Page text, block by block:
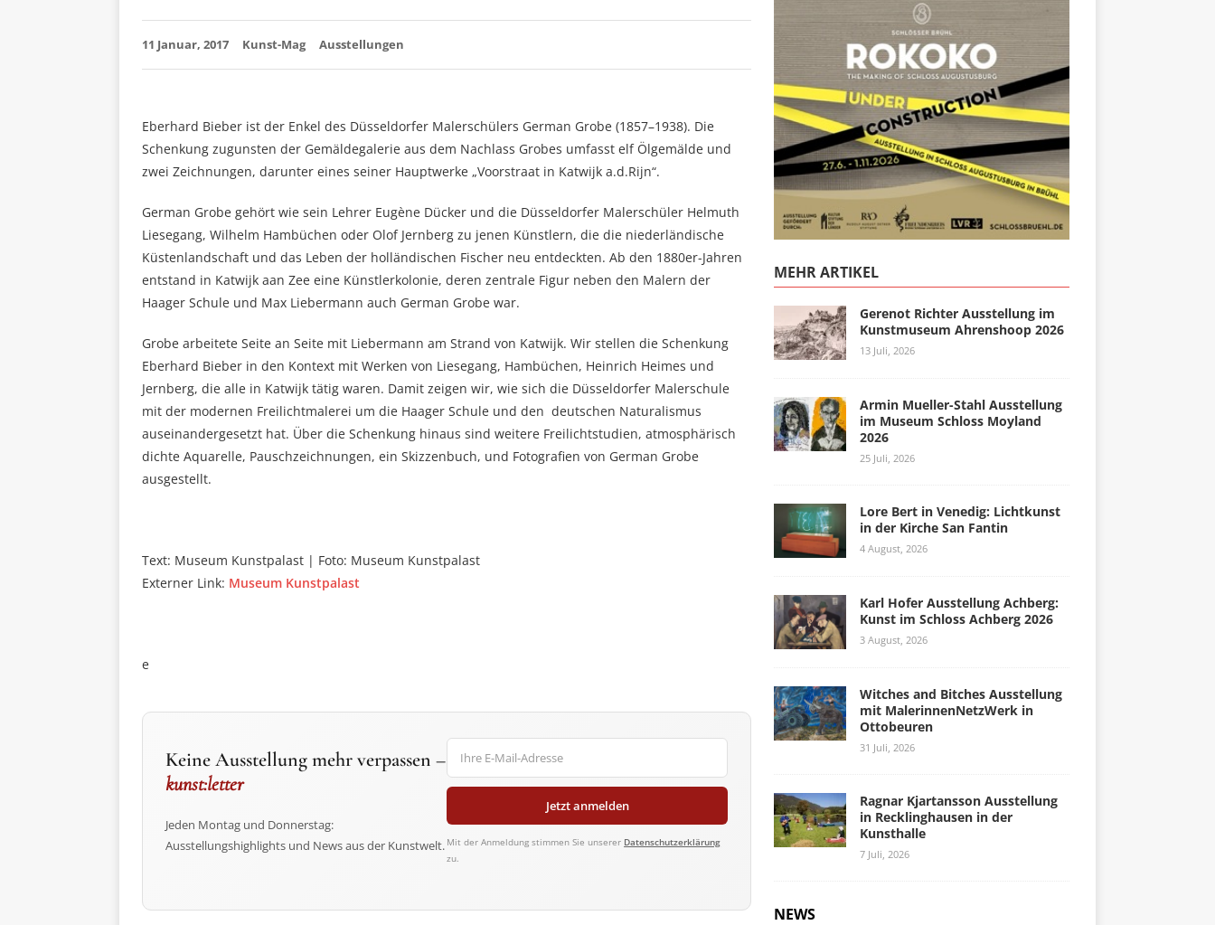
11 Januar, 2017 Kunst-Mag Ausstellungen
Eberhard Bieber ist der Enkel des Düsseldorfer Malerschülers German Grobe (1857–1938). Die
Schenkung zugunsten der Gemäldegalerie aus dem Nachlass Grobes umfasst elf Ölgemälde und
zwei Zeichnungen, darunter eines seiner Hauptwerke „Voorstraat in Katwijk a.d.Rijn“.
German Grobe gehört wie sein Lehrer Eugène Dücker und die Düsseldorfer Malerschüler Helmuth
Liesegang, Wilhelm Hambüchen oder Olof Jernberg zu jenen Künstlern, die die niederländische
Küstenlandschaft und das Leben der holländischen Fischer neu entdeckten. Ab den 1880er-Jahren
entstand in Katwijk aan Zee eine Künstlerkolonie, deren zentrale Figur neben den Malern der
Haager Schule und Max Liebermann auch German Grobe war.
Grobe arbeitete Seite an Seite mit Liebermann am Strand von Katwijk. Wir stellen die Schenkung
Eberhard Bieber in den Kontext mit Werken von Liesegang, Hambüchen, Heinrich Heimes und
Jernberg, die alle in Katwijk tätig waren. Damit zeigen wir, wie sich die Düsseldorfer Malerschule
mit der modernen Freilichtmalerei um die Haager Schule und den deutschen Naturalismus
auseinandergesetzt hat. Über die Schenkung hinaus sind weitere Freilichtstudien, atmosphärisch
dichte Aquarelle, Pauschzeichnungen, ein Skizzenbuch, und Fotografien von German Grobe
ausgestellt.
Text: Museum Kunstpalast | Foto: Museum Kunstpalast
Externer Link: Museum Kunstpalast
e
Keine Ausstellung mehr verpassen –
kunst:letter
Jeden Montag und Donnerstag:
Ausstellungshighlights und News aus der Kunstwelt.
Jetzt anmelden
Mit der Anmeldung stimmen Sie unserer Datenschutzerklärung
zu.
MEHR ARTIKEL
Gerenot Richter Ausstellung im
Kunstmuseum Ahrenshoop 2026
13 Juli, 2026
Armin Mueller-Stahl Ausstellung
im Museum Schloss Moyland
2026
25 Juli, 2026
Lore Bert in Venedig: Lichtkunst
in der Kirche San Fantin
4 August, 2026
Karl Hofer Ausstellung Achberg:
Kunst im Schloss Achberg 2026
3 August, 2026
Witches and Bitches Ausstellung
mit MalerinnenNetzWerk in
Ottobeuren
31 Juli, 2026
Ragnar Kjartansson Ausstellung
in Recklinghausen in der
Kunsthalle
7 Juli, 2026
NEWS